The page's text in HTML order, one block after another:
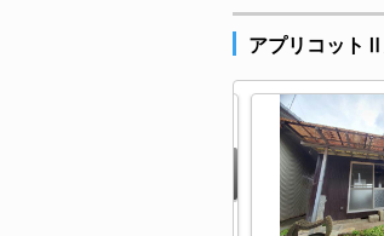
アプリコット